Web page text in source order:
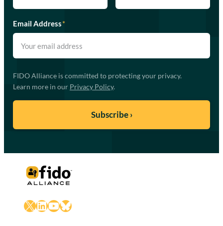
Email Address*
FIDO Alliance is committed to protecting your privacy.
Learn more in our Privacy Policy.
X LinkedIn
YouTube
Bluesky